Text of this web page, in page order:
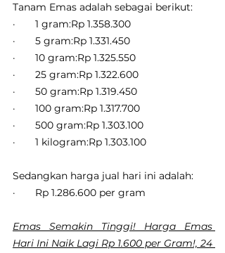
Tanam Emas adalah sebagai berikut:
·       1 gram:Rp 1.358.300
·       5 gram:Rp 1.331.450
·       10 gram:Rp 1.325.550
·       25 gram:Rp 1.322.600
·       50 gram:Rp 1.319.450
·       100 gram:Rp 1.317.700
·       500 gram:Rp 1.303.100
·       1 kilogram:Rp 1.303.100
Sedangkan harga jual hari ini adalah:
·       Rp 1.286.600 per gram
Emas Semakin Tinggi! Harga Emas
Hari Ini Naik Lagi Rp 1.600 per Gram!, 24